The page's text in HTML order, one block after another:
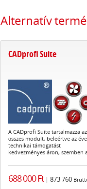
Alternatív
CADprofi Suite
A CADprofi Suite tartalmazza az
összes modult, beleértve az
technikai támogatást
kedvezményes áron, szemben
688 000 Ft| 873 760